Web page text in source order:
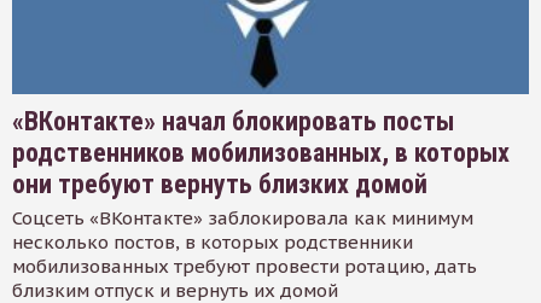
«ВКонтакте» начал блокировать посты
родственников мобилизованных, в которых
они требуют вернуть близких домой
Соцсеть «ВКонтакте» заблокировала как минимум
несколько постов, в которых родственники
мобилизованных требуют провести ротацию, дать
близким отпуск и вернуть их домой